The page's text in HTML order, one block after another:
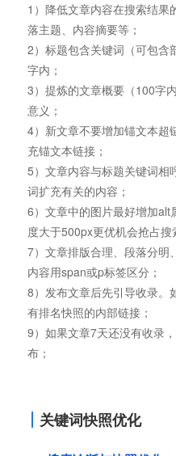
1）降低文章内容在搜索结果
落主题、内容摘要等；
2）标题包含关键词（可包含
字内；
3）提炼的文章概要（100字
意义；
4）新文章不要增加锚文本超
充锚文本链接；
5）文章内容与标题关键词相
词扩充有关的内容；
6）文章中的图片最好增加alt
度大于500px更优机会抢占搜
7）文章排版合理、段落分明
内容用span或p标签区分；
8）发布文章后先引导收录。
有排名快照的内部链接；
9）如果文章7天还没有收录
布；
关键词快照优化